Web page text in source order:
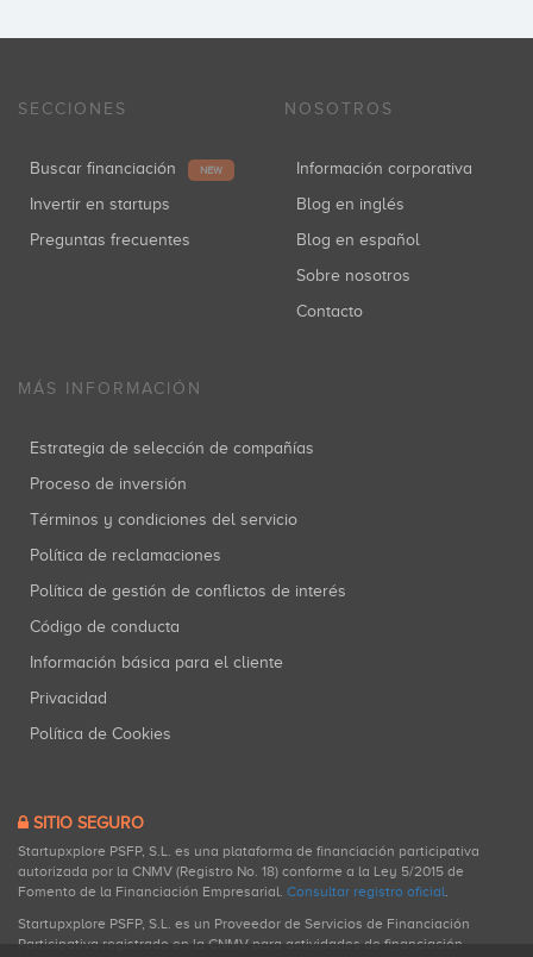
SECCIONES
Buscar financiación NEW
Invertir en startups
Preguntas frecuentes
NOSOTROS
Información corporativa
Blog en inglés
Blog en español
Sobre nosotros
Contacto
MÁS INFORMACIÓN
Estrategia de selección de compañías
Proceso de inversión
Términos y condiciones del servicio
Política de reclamaciones
Política de gestión de conflictos de interés
Código de conducta
Información básica para el cliente
Privacidad
Política de Cookies
SITIO SEGURO
Startupxplore PSFP, S.L. es una plataforma de financiación participativa
autorizada por la CNMV (Registro No. 18) conforme a la Ley 5/2015 de
Fomento de la Financiación Empresarial. Consultar registro oficial.
Startupxplore PSFP, S.L. es un Proveedor de Servicios de Financiación
Participativa registrado en la CNMV para actividades de financiación